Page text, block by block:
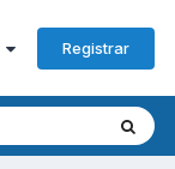
Registrar